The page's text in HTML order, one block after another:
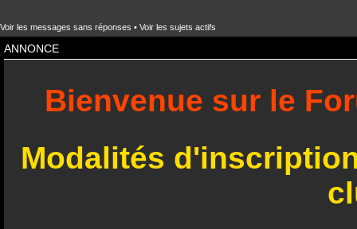
Voir les messages sans réponses • Voir les sujets actifs
ANNONCE
Bienvenue sur le
Modalités